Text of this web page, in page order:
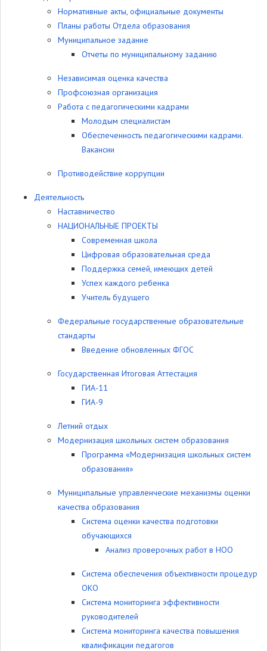
Нормативные акты, официальные документы
Планы работы Отдела образования
Муниципальное задание
Отчеты по муниципальному заданию
Независимая оценка качества
Профсоюзная организация
Работа с педагогическими кадрами
Молодым специалистам
Обеспеченность педагогическими кадрами.
Вакансии
Противодействие коррупции
Деятельность
Наставничество
НАЦИОНАЛЬНЫЕ ПРОЕКТЫ
Современная школа
Цифровая образовательная среда
Поддержка семей, имеющих детей
Успех каждого ребенка
Учитель будущего
Федеральные государственные образовательные
стандарты
Введение обновленных ФГОС
Государственная Итоговая Аттестация
ГИА-11
ГИА-9
Летний отдых
Модернизация школьных систем образования
Программа «Модернизация школьных систем
образования»
Муниципальные управленческие механизмы оценки
качества образования
Система оценки качества подготовки
обучающихся
Анализ проверочных работ в НОО
Система обеспечения объективности процедур
ОКО
Система мониторинга эффективности
руководителей
Система мониторинга качества повышения
квалификации педагогов